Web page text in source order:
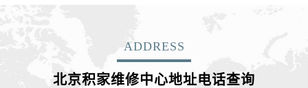
ADDRESS
北京积家维修中心地址电话查询